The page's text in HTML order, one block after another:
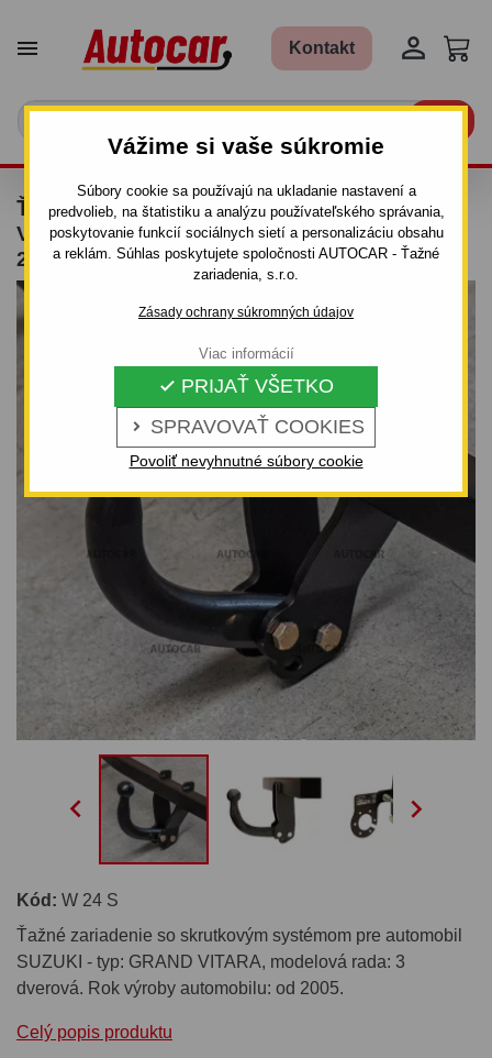
Vážime si vaše súkromie
Súbory cookie sa používajú na ukladanie nastavení a
predvolieb, na štatistiku a analýzu používateľského správania,
poskytovanie funkcií sociálnych sietí a personalizáciu obsahu
a reklám. Súhlas poskytujete spoločnosti AUTOCAR - Ťažné
zariadenia, s.r.o.
Zásady ochrany súkromných údajov
 SPRAVOVAŤ COOKIES
 PRIJAŤ VŠETKO
Povoliť nevyhnutné súbory cookie
Viac informácií
 Kontakt 
ŤAŽNÉ ZARIADENIE PRE SUZUKI GRAND
VITARA - 3DV. - SKRUTKOVÝ SYSTÉM - OD
2005 DO
 
Kód: W 24 S
Ťažné zariadenie so skrutkovým systémom pre automobil
SUZUKI - typ: GRAND VITARA, modelová rada: 3
dverová. Rok výroby automobilu: od 2005.
Celý popis produktu